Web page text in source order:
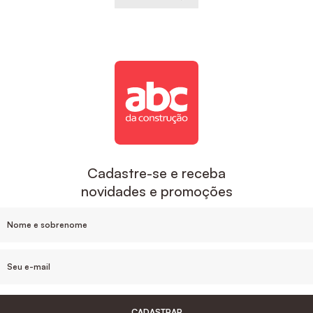
Cadastre-se e receba
novidades e promoções